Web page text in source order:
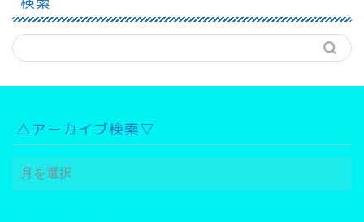
△アーカイブ検索▽
△
ア